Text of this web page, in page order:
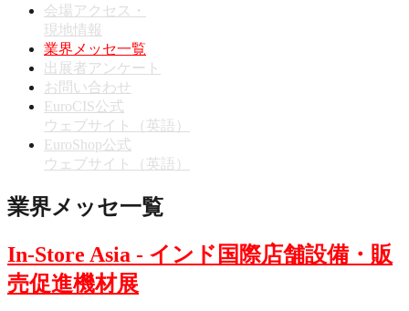
会場アクセス・
現地情報
業界メッセ一覧
出展者アンケート
お問い合わせ
EuroCIS公式
ウェブサイト（英語）
EuroShop公式
ウェブサイト（英語）
業界メッセ一覧
In-Store Asia - インド国際店舗設備・販
売促進機材展